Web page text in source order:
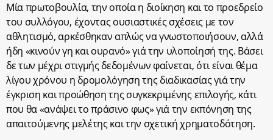
Μία πρωτοβουλία, την οποία η διοίκηση και το προεδρείο
του συλλόγου, έχοντας ουσιαστικές σχέσεις με τον
αθλητισμό, αρκέσθηκαν απλώς να γνωστοποιήσουν, αλλά
ήδη «κινούν γη και ουρανό» γιά την υλοποίησή της. Βάσει
δε των μέχρι στιγμής δεδομένων φαίνεται, ότι είναι θέμα
λίγου χρόνου η δρομολόγηση της διαδικασίας γιά την
έγκριση και προώθηση της συγκεκριμένης επιλογής, κάτι
που θα «ανάψει το πράσινο φως» γιά την εκπόνηση της
απαιτούμενης μελέτης και την σχετική χρηματοδότηση.